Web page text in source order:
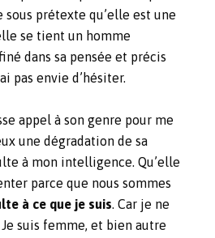
prétexte qu’elle est une
se tient un homme
dans sa pensée et précis
pas envie d’hésiter.
appel à son genre pour me
une dégradation de sa
à mon intelligence. Qu’elle
parce que nous sommes
à ce que je suis. Car je ne
suis femme, et bien autre